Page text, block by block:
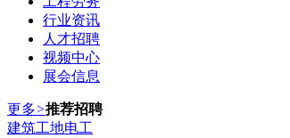
行业资讯
人才招聘
视频中心
展会信息
更多>推荐招聘
建筑工地电工